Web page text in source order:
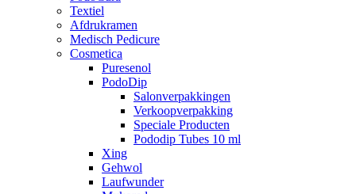
Textiel
Afdrukramen
Medisch Pedicure
Cosmetica
Puresenol
PodoDip
Salonverpakkingen
Verkoopverpakking
Speciale Producten
Pododip Tubes 10 ml
Xing
Gehwol
Laufwunder